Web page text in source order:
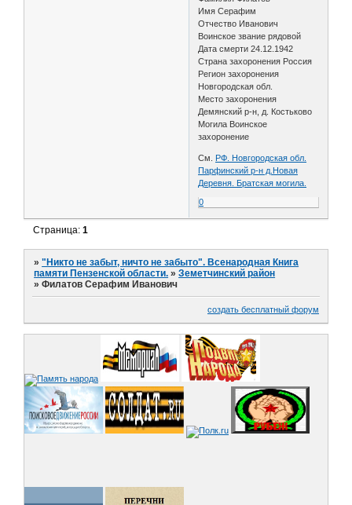
Имя Серафим
Отчество Иванович
Воинское звание рядовой
Дата смерти 24.12.1942
Страна захоронения Россия
Регион захоронения
Новгородская обл.
Место захоронения
Демянский р-н, д. Костьково
Могила Воинское
захоронение
См. РФ. Новгородская обл.
Парфинский р-н д.Новая
Деревня. Братская могила.
0
Страница:1
»"Никто не забыт, ничто не забыто". Всенародная Книга
памяти Пензенской области. »Земетчинский район
»Филатов Серафим Иванович
создать бесплатный форум